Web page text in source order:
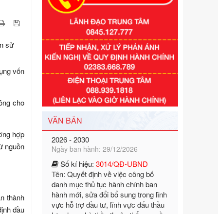
sử
vốn
cho
hợp
nguồn
thành
đầu
VĂN BẢN
Số kí hiệu:351/2025/NĐ-CP
Tên: Nghị định số 351/2025/NĐ-CP
của Chính phủ: Quy định chuẩn
nghèo đa chiều quốc gia giai đoạn
2026 - 2030
Ngày ban hành: 29/12/2026
Số kí hiệu:
Tên: Quyết định về việc công bố
danh mục thủ tục hành chính ban
hành mới, sửa đổi bổ sung trong lĩnh
vực hỗ trợ đầu tư, lĩnh vực đấu thầu
lựa chọn nhà thầu thuộc thẩm quyền
giải quyết của Sở Tài chính và Ban
Quản lý Khu kinh tế Đông Nam
Nghệ An
Ngày ban hành: 23/09/2026